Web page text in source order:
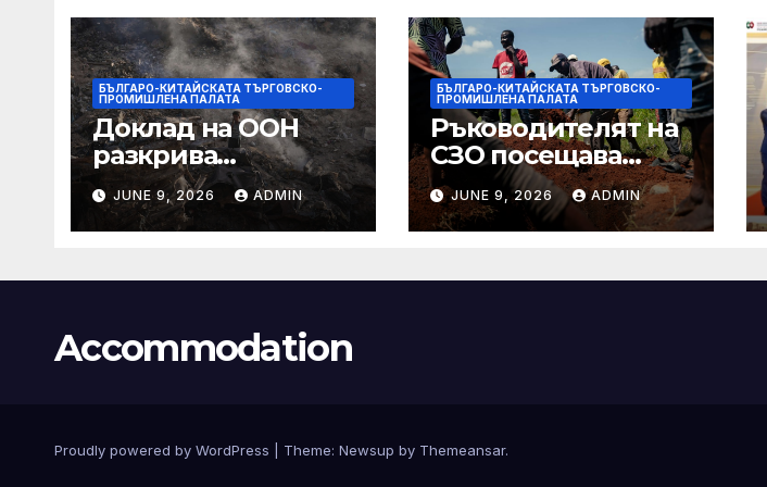
БЪЛГАРО-КИТАЙСКАТА ТЪРГОВСКО-
ПРОМИШЛЕНА ПАЛАТА
Доклад на ООН
разкрива
бруталната
реалност за
палестинците в
бряг
JUNE 9, 2026 ADMIN
БЪЛГАРО-КИТАЙСКАТА ТЪРГОВСКО-
ПРОМИШЛЕНА ПАЛАТА
Ръководителят на
СЗО посещава
засегнатата от
Ебола Уганда, след
като вирусът се
ДРК
JUNE 9, 2026 ADMIN
Accommodation
Proudly powered by WordPress Theme: Newsup by Themeansar.